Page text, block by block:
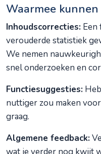
Waarmee
Inhoudscorrecties:
verouderde statistiek
We nemen
snel onderzoeken en
Functiesuggesties:
nuttiger zou maken
graag.
Algemene feedback: